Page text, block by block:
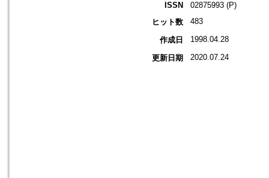
ISSN
02875993 (P)
ヒット数
483
作成日 1998.04.28
更新日期 2020.07.24